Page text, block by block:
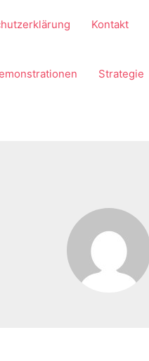
Kontakt
Strategie